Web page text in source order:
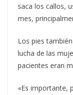
saca los callos,
mes,
Los pies
lucha de las
pacientes eran
«Es importante,